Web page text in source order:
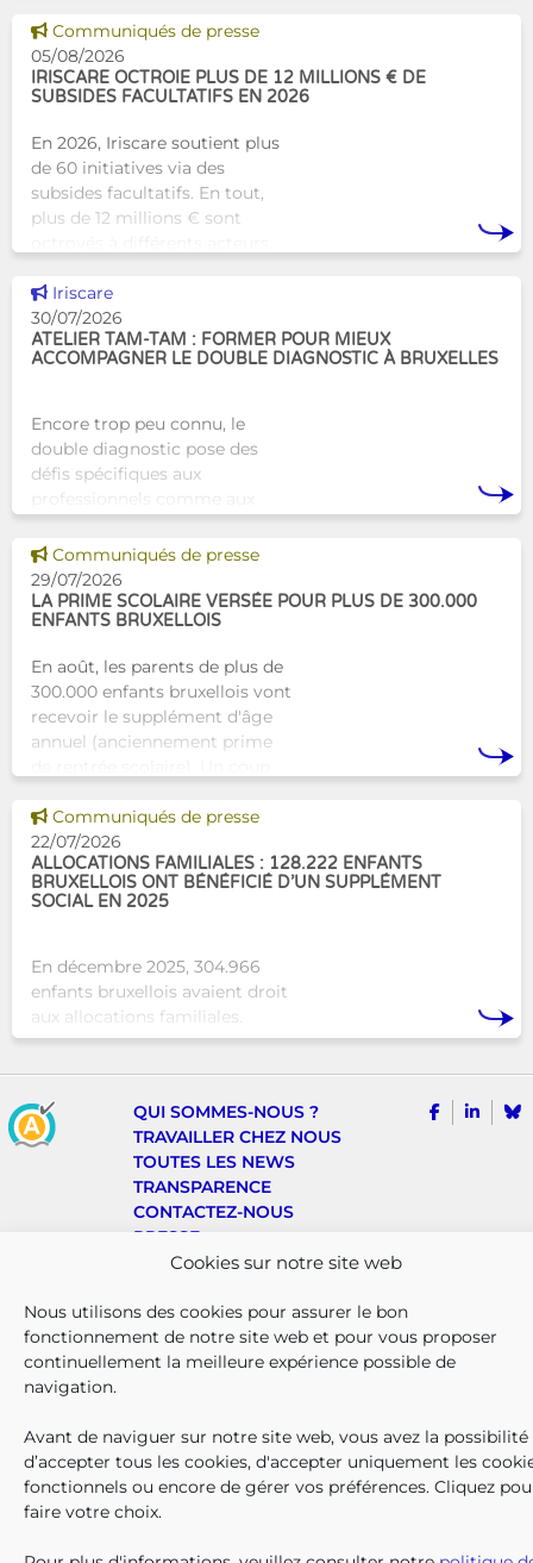
Cookies sur notre site web
Nous utilisons des cookies pour assurer le bon
fonctionnement de notre site web et pour vous proposer
continuellement la meilleure expérience possible de
navigation.
Avant de naviguer sur notre site web, vous avez la possibilité
d’accepter tous les cookies, d'accepter uniquement les
fonctionnels ou encore de gérer vos préférences. Cliquez
faire votre choix.
alternative innovante et
humaine aux structures
d’hébergement traditionnel
Voir cette news
Communiqués de presse
05/08/2026
IRISCARE OCTROIE PLUS DE 12 MILLIONS € DE
SUBSIDES FACULTATIFS EN 2026
En 2026, Iriscare soutient plus
de 60 initiatives via des
subsides facultatifs. En tout,
plus de 12 millions € sont
travail au serv
Voir cette news
Iriscare
30/07/2026
ATELIER TAM-TAM : FORMER POUR MIEUX
ACCOMPAGNER LE DOUBLE DIAGNOSTIC À BRUXELLES
Encore trop peu connu, le
double diagnostic pose des
défis spécifiques aux
professionnels comme aux
Tam-Tam apporte une réponse
concrète avec une formation
dest
Voir cette news
Communiqués de presse
29/07/2026
LA PRIME SCOLAIRE VERSÉE POUR PLUS DE 300.000
ENFANTS BRUXELLOIS
En août, les parents de plus de
300.000 enfants bruxellois vont
recevoir le supplément d'âge
annuel (anciennement prime
commencer la
Voir cette news
Communiqués de presse
22/07/2026
ALLOCATIONS FAMILIALES : 128.222 ENFANTS
BRUXELLOIS ONT BÉNÉFICIÉ D’UN SUPPLÉMENT
SOCIAL EN 2025
En décembre 2025, 304.966
enfants bruxellois avaient droit
aux allocations familiales.
Parmi eux, 128.222
montant de base de leurs all
QUI SOMMES-NOUS ?
TRAVAILLER CHEZ NOUS
TOUTES LES NEWS
TRANSPARENCE
CONTACTEZ-NOUS
PRESSE
PLAINTES
SUIVEZ-
Iriscare • 71 rue Belliard boîte 2 • 1040 Bruxelles
2026 Iriscare
Protection des données à caractère personnel
Responsible Disclosure
Politique des cookies
Plan du site